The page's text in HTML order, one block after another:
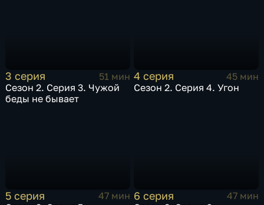
3 серия
51 мин
Сезон 2. Серия 3. Чужой
беды не бывает
4 серия
45 мин
Сезон 2. Серия 4. Угон
5 серия
47 мин 6 серия
47 мин